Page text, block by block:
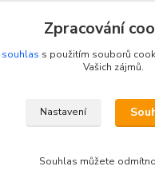
Zpracování
souhlas s použitím souborů
Vašich zájmů.
Nastavení
Souhlas můžete